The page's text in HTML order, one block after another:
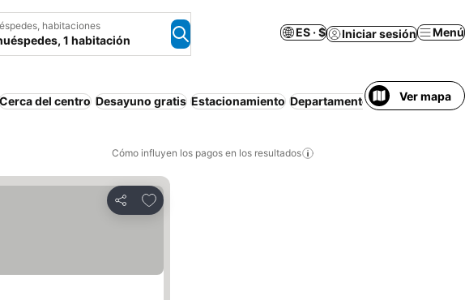
habitaciones
1 habitación
ES · $ Iniciar sesión Menú
Cerca del centro Desayuno gratis Estacionamiento Departamento equipadoVer mapa
Cómo influyen los pagos en los resultados
Compartir
Añadir a favoritos